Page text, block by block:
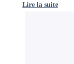
Lire la suite